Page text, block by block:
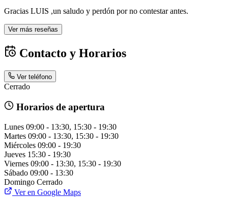
Gracias LUIS ,un saludo y perdón por no contestar antes.
Ver más reseñas
Contacto y Horarios
Ver teléfono
Cerrado
Horarios de apertura
Lunes 09:00 - 13:30, 15:30 - 19:30
Martes 09:00 - 13:30, 15:30 - 19:30
Miércoles 09:00 - 19:30
Jueves 15:30 - 19:30
Viernes 09:00 - 13:30, 15:30 - 19:30
Sábado 09:00 - 13:30
Domingo Cerrado
Ver en Google Maps